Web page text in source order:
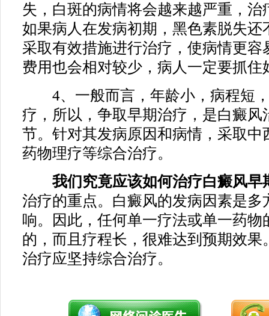
失，白斑的病情将会越来越严重，治
如果病人在发病初期，黑色素脱失还
采取有效措施进行治疗，使病情更容
费用也会相对较少，病人一定要抓住
4、一般而言，年龄小，病程短，
疗，所以，争取早期治疗，是白癜风
节。针对其发病原因和病情，采取中
药物理疗等综合治疗。
我们究竟应该如何治疗白癜风早
治疗的重点。白癜风的发病因素是多
响。因此，任何单一疗法或单一药物
的，而且疗程长，很难达到预期效果
治疗应坚持综合治疗。